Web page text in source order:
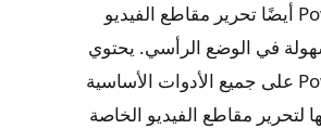
PowerDirector أيضًا تحرير مقاطع الفيديو
في الوضع الرأسي. يحتوي
PowerDirector على جميع الأدوات الأساسية
لتحرير مقاطع الفيديو الخاصة